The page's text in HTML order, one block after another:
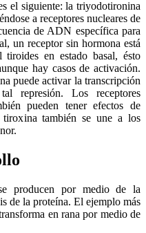
el siguiente: la triyodotironina
a receptores nucleares de
de ADN específica para
un receptor sin hormona está
en estado basal, ésto
hay casos de activación.
puede activar la transcripción
represión. Los receptores
pueden tener efectos de
también se une a los
producen por medio de la
de la proteína. El ejemplo más
en rana por medio de